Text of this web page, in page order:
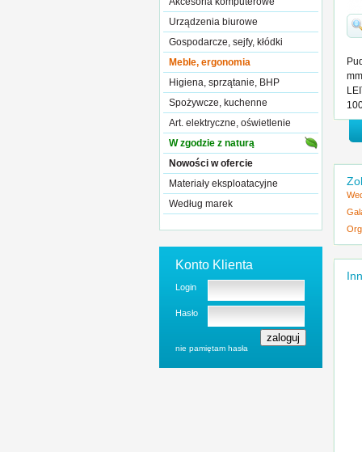
Urządzenia biurowe
Gospodarcze, sejfy, kłódki
Meble, ergonomia
Higiena, sprzątanie, BHP
Spożywcze, kuchenne
Art. elektryczne, oświetlenie
W zgodzie z naturą
Nowości w ofercie
Materiały eksploatacyjne
Według marek
Konto Klienta
Login
Hasło
nie pamiętam hasła